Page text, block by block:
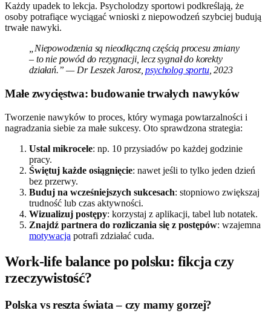
Każdy upadek to lekcja. Psycholodzy sportowi podkreślają, że
osoby potrafiące wyciągać wnioski z niepowodzeń szybciej budują
trwałe nawyki.
„Niepowodzenia są nieodłączną częścią procesu zmiany
– to nie powód do rezygnacji, lecz sygnał do korekty
działań.” — Dr Leszek Jarosz,psycholog sportu, 2023
Małe zwycięstwa: budowanie trwałych nawyków
Tworzenie nawyków to proces, który wymaga powtarzalności i
nagradzania siebie za małe sukcesy. Oto sprawdzona strategia:
Ustal mikrocele: np. 10 przysiadów po każdej godzinie
pracy.
Świętuj każde osiągnięcie: nawet jeśli to tylko jeden dzień
bez przerwy.
Buduj na wcześniejszych sukcesach: stopniowo zwiększaj
trudność lub czas aktywności.
Wizualizuj postępy: korzystaj z aplikacji, tabel lub notatek.
Znajdź partnera do rozliczania się z postępów: wzajemna
motywacja potrafi zdziałać cuda.
Work-life balance po polsku: fikcja czy
rzeczywistość?
Polska vs reszta świata – czy mamy gorzej?